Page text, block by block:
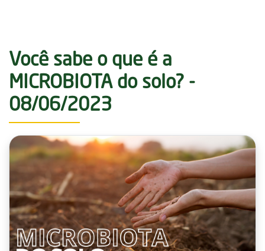
Você sabe o que é a
MICROBIOTA do solo? -
08/06/2023